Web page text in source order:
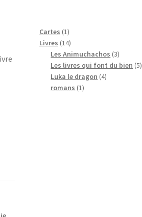
Cartes 11
produit
Livres 1414
produits
Les Animuchachos 33
produits
Les livres qui font du bien 55
Luka le dragon 44
romans 11